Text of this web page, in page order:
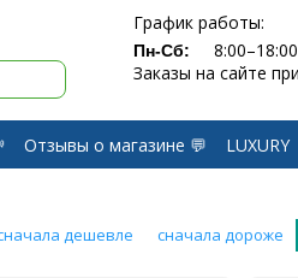
График работы:
Пн-Сб:
8:00–18:00
Заказы на сайте
Отзывы о магазине 💬 LUXURY
дешевле сначала дороже